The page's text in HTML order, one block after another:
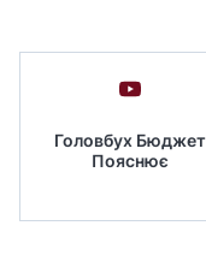
Головбух Бюджет
Пояснює